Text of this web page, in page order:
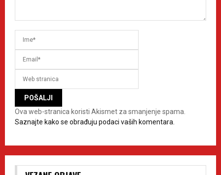
Ova web-stranica koristi Akismet za smanjenje spama.
Saznajte kako se obrađuju podaci vaših komentara.